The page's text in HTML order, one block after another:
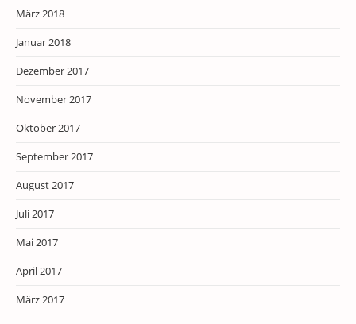
März 2018
Januar 2018
Dezember 2017
November 2017
Oktober 2017
September 2017
August 2017
Juli 2017
Mai 2017
April 2017
März 2017